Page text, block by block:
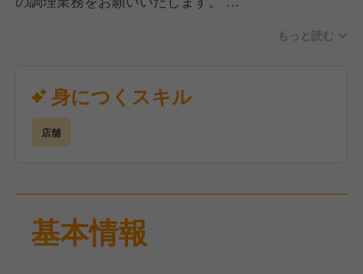
ていきましょう。
もっと読む
身につくスキル
店舗
基本情報